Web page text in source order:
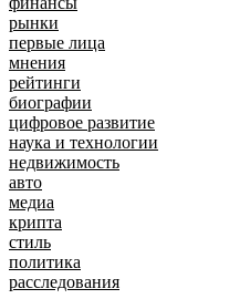
рынки
первые лица
мнения
рейтинги
биографии
цифровое развитие
наука и технологии
недвижимость
авто
медиа
крипта
стиль
политика
расследования